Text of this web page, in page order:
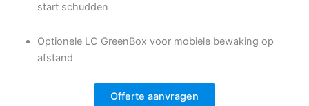
start schudden
Optionele LC GreenBox voor mobiele bewaking op
afstand
Offerte aanvragen